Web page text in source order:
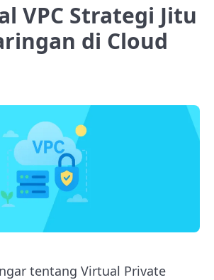
VPC Strategi Jitu
di Cloud
tentang Virtual Private